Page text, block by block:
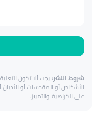
شروط النشر:يجب ألا تكون
الأشخاص أو المقدسات أو الأديان
على الكراهية والتمييز.